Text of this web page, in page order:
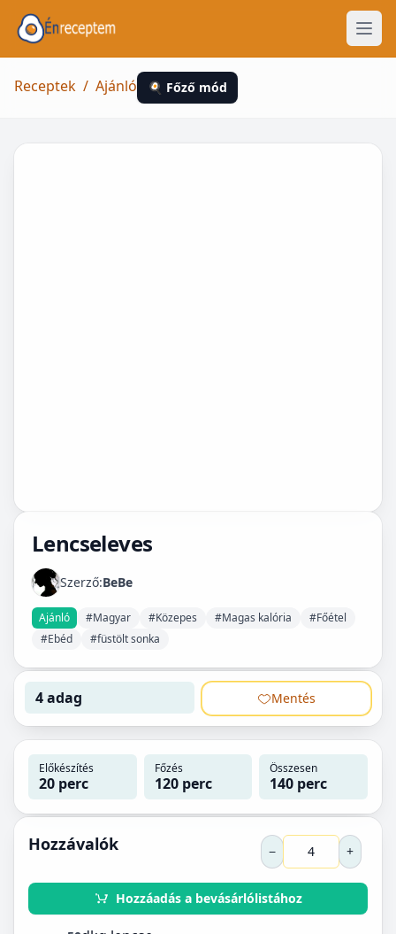
Receptek / Ajánló 🍳 Főző mód
Lencseleves
Szerző:BeBe
Ajánló #Magyar #Közepes #Magas kalória
#Főétel
#Ebéd
#füstölt sonka
4 adag Mentés
Előkészítés
20 perc
Főzés
120 perc
Összesen
140 perc
Hozzávalók − +
Hozzáadás a bevásárlólistához